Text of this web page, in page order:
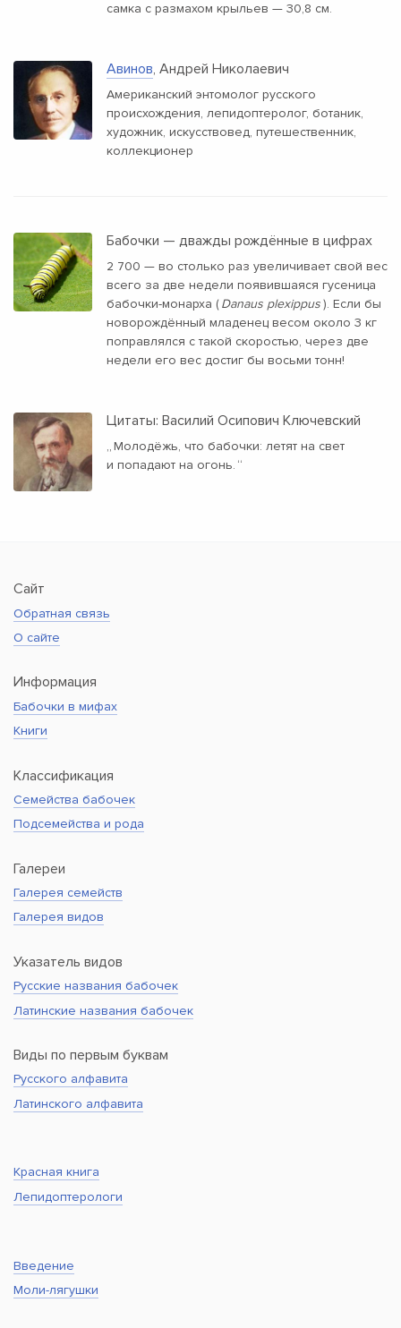
самка с размахом крыльев — 30,8 см.
Авинов, Андрей Николаевич
Американский энтомолог русского
происхождения, лепидоптеролог, ботаник,
художник, искусствовед, путешественник,
коллекционер
Бабочки — дважды рождённые в цифрах
2 700 — во столько раз увеличивает свой вес
всего за две недели появившаяся гусеница
бабочки-монарха (Danaus plexippus ). Если бы
новорождённый младенец весом около 3 кг
поправлялся с такой скоростью, через две
недели его вес достиг бы восьми тонн!
Цитаты: Василий Осипович Ключевский
„Молодёжь, что бабочки: летят на свет
и попадают на огонь. “
Сайт
Обратная связь
О сайте
Информация
Бабочки в мифах
Книги
Классификация
Семейства бабочек
Подсемейства и рода
Галереи
Галерея семейств
Галерея видов
Указатель видов
Русские названия бабочек
Латинские названия бабочек
Виды по первым буквам
Русского алфавита
Латинского алфавита
Красная книга
Лепидоптерологи
Введение
Моли-лягушки